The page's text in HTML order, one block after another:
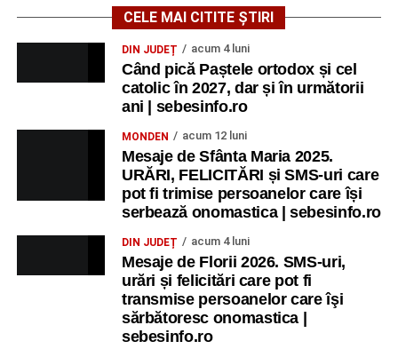
CELE MAI CITITE ȘTIRI
DIN JUDEȚ acum 4 luni
Când pică Paștele ortodox și cel
catolic în 2027, dar și în următorii
ani | sebesinfo.ro
MONDEN acum 12 luni
Mesaje de Sfânta Maria 2025.
URĂRI, FELICITĂRI și SMS-uri care
pot fi trimise persoanelor care își
serbează onomastica | sebesinfo.ro
DIN JUDEȚ acum 4 luni
Mesaje de Florii 2026. SMS-uri,
urări și felicitări care pot fi
transmise persoanelor care îşi
sărbătoresc onomastica |
sebesinfo.ro